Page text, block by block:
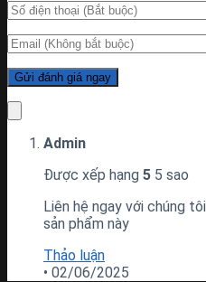
Admin
Được xếp hạng 5 5 sao
Liên hệ ngay với chúng
sản phẩm này
Thảo luận
• 02/06/2025